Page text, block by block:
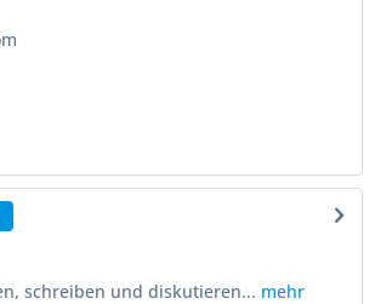
schreiben und diskutieren... mehr